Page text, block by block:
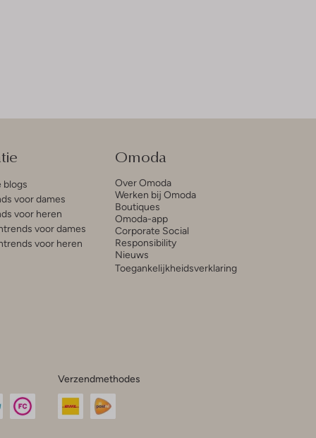
blogs
voor dames
voor heren
voor dames
voor heren
Omoda
Over Omoda
Werken bij Omoda
Boutiques
Omoda-app
Corporate Social
Responsibility
Nieuws
Toegankelijkheidsverklaring
Verzendmethodes